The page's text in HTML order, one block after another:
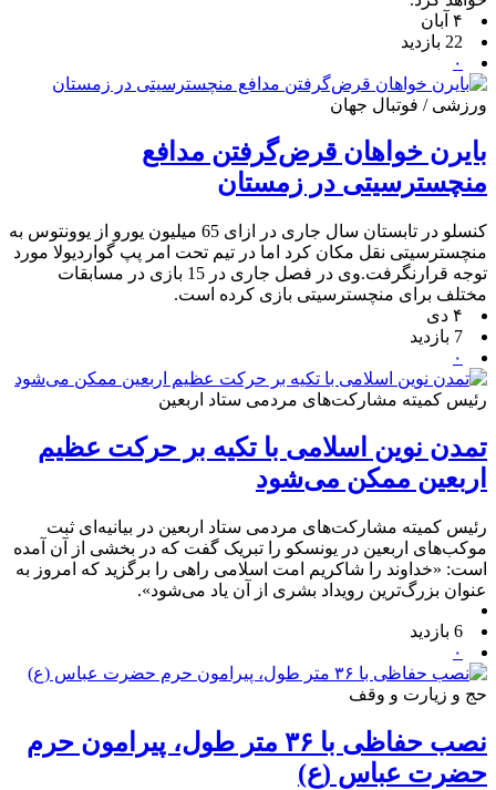
۴ آبان
22 بازدید
۰
ورزشی / فوتبال جهان
بایرن خواهان قرض‌گرفتن مدافع
منچسترسیتی در زمستان
کنسلو در تابستان سال جاری در ازای 65 میلیون یورو از یوونتوس به
منچسترسیتی نقل مکان کرد اما در تیم تحت امر پپ گواردیولا مورد
توجه قرارنگرفت.وی در فصل جاری در 15 بازی در مسابقات
مختلف برای منچسترسیتی بازی کرده است.
۴ دی
7 بازدید
۰
رئیس کمیته مشارکت‌های مردمی ستاد اربعین
تمدن نوین اسلامی با تکیه بر حرکت عظیم
اربعین ممکن می‌شود
رئیس کمیته مشارکت‌های مردمی ستاد اربعین در بیانیه‌ای ثبت
موکب‌های اربعین در یونسکو را تبریک گفت که در بخشی از آن آمده
است: «خداوند را شاکریم امت اسلامی راهی را برگزید که امروز به
عنوان بزرگ‌ترین رویداد بشری از آن یاد می‌شود».
6 بازدید
۰
حج و زیارت و وقف
نصب حفاظی با ۳۶ متر طول، پیرامون حرم
حضرت عباس (ع)